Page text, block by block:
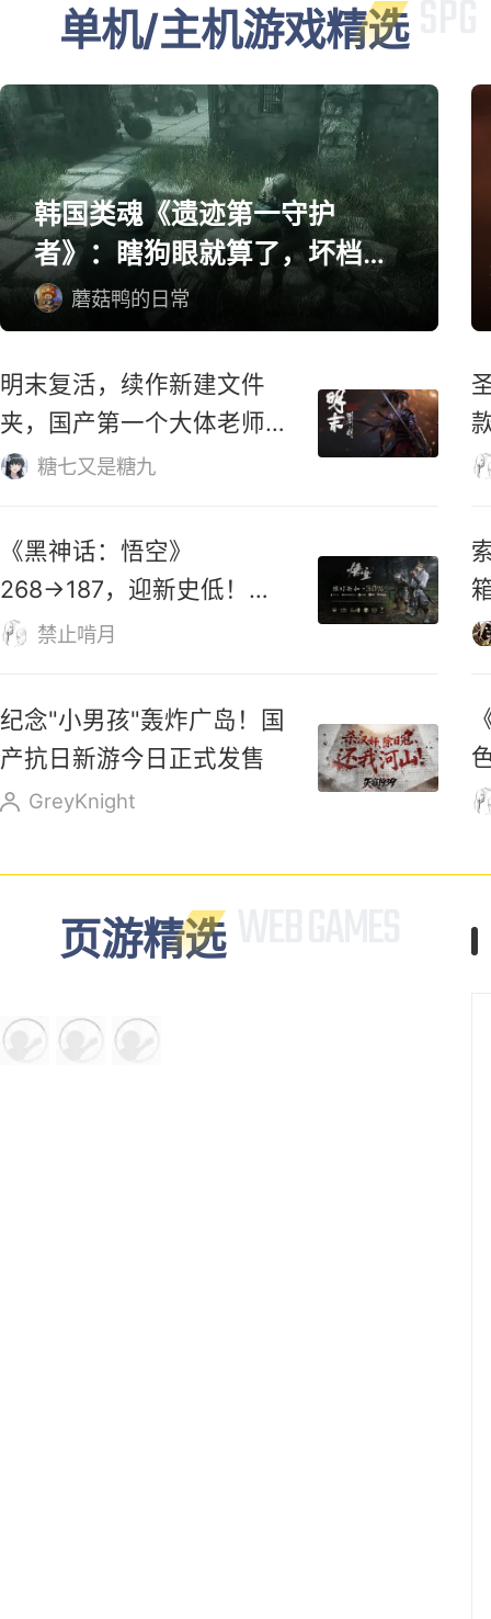
单机/主机游戏精选
韩国类魂《遗迹第一守护
者》：瞎狗眼就算了，坏档算
怎么个事！
蘑菇鸭的日常
明末复活，续作新建文件
夹，国产第一个大体老师杀
穿地狱！
糖七又是糖九
《黑神话：悟空》
268→187，迎新史低！玩
家：卖1000都不贵
禁止啃月
纪念"小男孩"轰炸广岛！国
产抗日新游今日正式发售